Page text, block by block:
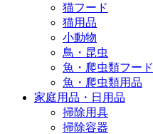
猫フード
猫用品
小動物
鳥・昆虫
魚・爬虫類フード
魚・爬虫類用品
家庭用品・日用品
掃除用具
掃除容器